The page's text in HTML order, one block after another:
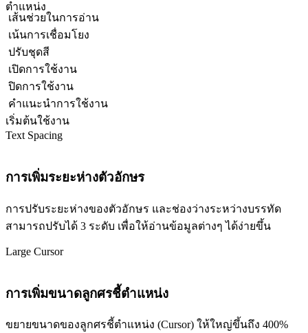
ตำแหน่ง
เส้นช่วยในการอ่าน
เน้นการเชื่อมโยง
ปรับชุดสี
เปิดการใช้งาน
ปิดการใช้งาน
คำแนะนำการใช้งาน
เริ่มต้นใช้งาน
Text Spacing
การเพิ่มระยะห่างตัวอักษร
การปรับระยะห่างของตัวอักษร และช่องว่างระหว่างบรรทัด
สามารถปรับได้ 3 ระดับ เพื่อให้อ่านข้อมูลต่างๆ ได้ง่ายขึ้น
Large Cursor
การเพิ่มขนาดลูกศรชี้ตำแหน่ง
ขยายขนาดของลูกศรชี้ตำแหน่ง (Cursor) ให้ใหญ่ขึ้นถึง 400%